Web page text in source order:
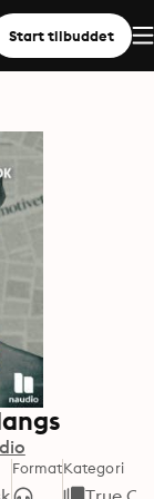
Start tilbuddet
FormatKategori